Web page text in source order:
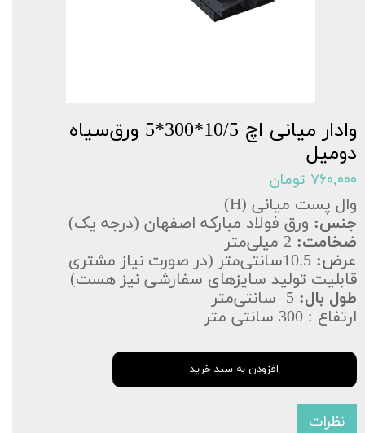
وادار میانی اچ 10/5*300*5 ورق‌سیاه
دومیل
۷۶۰,۰۰۰ تومان
وال پست میانی (H)
جنس: ورق فولاد مبارکه اصفهان (درجه یک)
ضخامت:
عرض:
10.5سانتی‌متر (در صورت نیاز مشتری
قابلیت تولید سایزهای سفارشی نیز هست)
طول بال:
ارتفاع : 300 سانتی متر
افزودن به سبد خرید
نظرات